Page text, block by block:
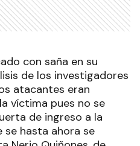
con saña en su
de los investigadores
atacantes eran
víctima pues no se
de ingreso a la
se hasta ahora se